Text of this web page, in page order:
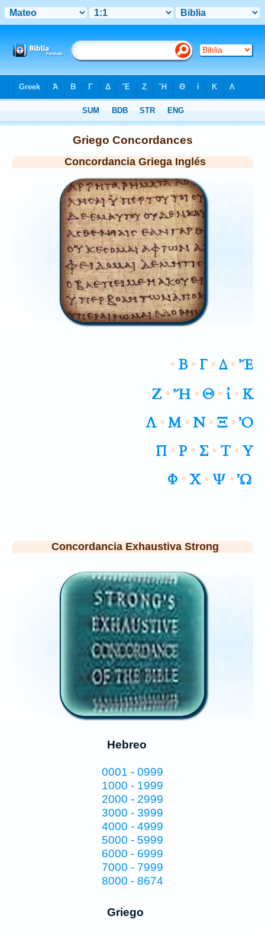
Griego Concordances
Concordancia Griega Inglés
•Β • Γ•Δ•Ἔ
Ζ •Ἤ • Θ • ἰ•Κ
Λ•Μ•Ν•Ξ•Ὀ
Π •Ρ • Σ • Τ •Υ
Φ •Χ•Ψ•Ὡ
Concordancia Exhaustiva Strong
Hebreo
0001 - 0999
1000 - 1999
2000 - 2999
3000 - 3999
4000 - 4999
5000 - 5999
6000 - 6999
7000 - 7999
8000 - 8674
Griego